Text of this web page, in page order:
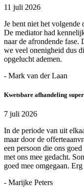
11 juli 2026
Je bent niet het volgende
De mediator had
naar de afrondende fase.
we veel onenigheid dus
opgelucht ademen.
- Mark van der Laan
Kwetsbare afhandeling
7 juli 2026
In de periode van uit
maar door de
een persoon die ons
met ons mee gedacht.
goed mee omgegaan. Erg
- Marijke Peters